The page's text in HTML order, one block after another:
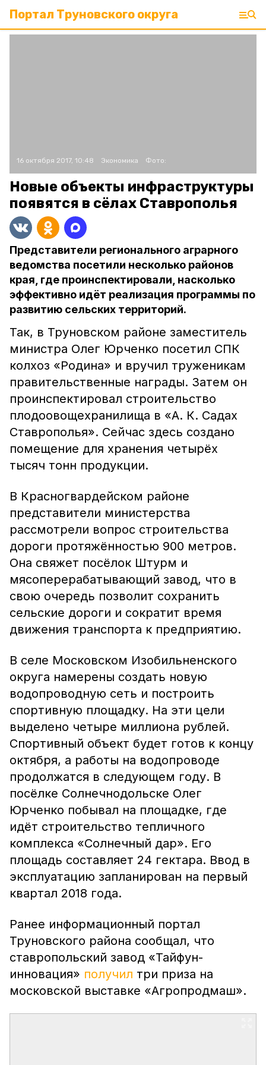
Портал Труновского округа
16 октября 2017, 10:48 Экономика Фото:
Новые объекты инфраструктуры
появятся в сёлах Ставрополья
Представители регионального аграрного
ведомства посетили несколько районов
края, где проинспектировали, насколько
эффективно идёт реализация программы по
развитию сельских территорий.
Так, в Труновском районе заместитель
министра Олег Юрченко посетил СПК
колхоз «Родина» и вручил труженикам
правительственные награды. Затем он
проинспектировал строительство
плодоовощехранилища в «А. К. Садах
Ставрополья». Сейчас здесь создано
помещение для хранения четырёх
тысяч тонн продукции.
В Красногвардейском районе
представители министерства
рассмотрели вопрос строительства
дороги протяжённостью 900 метров.
Она свяжет посёлок Штурм и
мясоперерабатывающий завод, что в
свою очередь позволит сохранить
сельские дороги и сократит время
движения транспорта к предприятию.
В селе Московском Изобильненского
округа намерены создать новую
водопроводную сеть и построить
спортивную площадку. На эти цели
выделено четыре миллиона рублей.
Спортивный объект будет готов к концу
октября, а работы на водопроводе
продолжатся в следующем году. В
посёлке Солнечнодольске Олег
Юрченко побывал на площадке, где
идёт строительство тепличного
комплекса «Солнечный дар». Его
площадь составляет 24 гектара. Ввод в
эксплуатацию запланирован на первый
квартал 2018 года.
Ранее информационный портал
Труновского района сообщал, что
ставропольский завод «Тайфун-
инновация» получил три приза на
московской выставке «Агропродмаш».